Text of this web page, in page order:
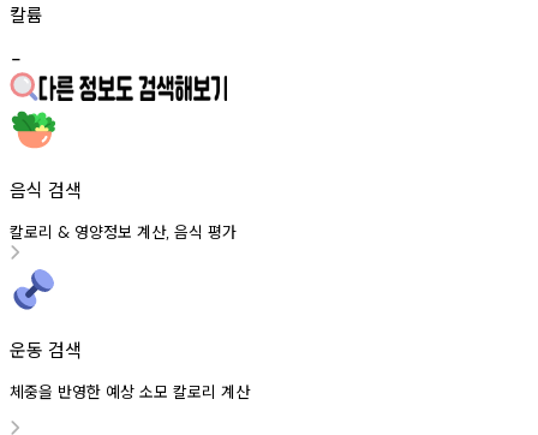
칼륨
-
음식 검색
칼로리 & 영양정보 계산, 음식 평가
운동 검색
체중을 반영한 예상 소모 칼로리 계산